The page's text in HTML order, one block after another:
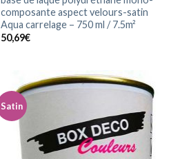
composante aspect velours-satin
Aqua carrelage – 750 ml / 7.5m²
50,69€
Satin
Ajouter
à la
wishlist